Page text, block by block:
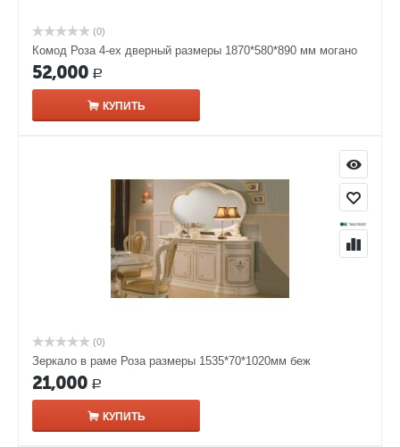
(0)
Комод Роза 4-ех дверный размеры 1870*580*890 мм могано
52,000 Р
КУПИТЬ
(0)
Зеркало в раме Роза размеры 1535*70*1020мм беж
21,000 Р
КУПИТЬ